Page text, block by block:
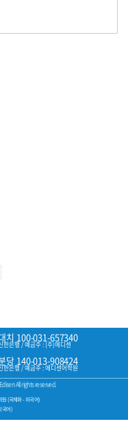
치 100-031-657340
한은행 / 예금주 : (주)에디센
당 140-013-908424
한은행 / 예금주 : 에디센어학원
All rights reserved.
(국제화 - 외국어)
국어)